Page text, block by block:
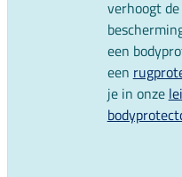
verhoogt
een
een
je in onze